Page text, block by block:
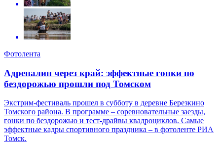
Фотолента
Адреналин через край: эффектные гонки по
бездорожью прошли под Томском
Экстрим-фестиваль прошел в субботу в деревне Березкино
Томского района. В программе – соревновательные заезды,
гонки по бездорожью и тест-драйвы квадроциклов. Самые
эффектные кадры спортивного праздника – в фотоленте РИА
Томск.